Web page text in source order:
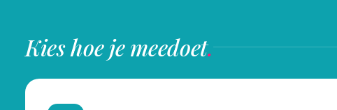
Kies hoe je meedoet.